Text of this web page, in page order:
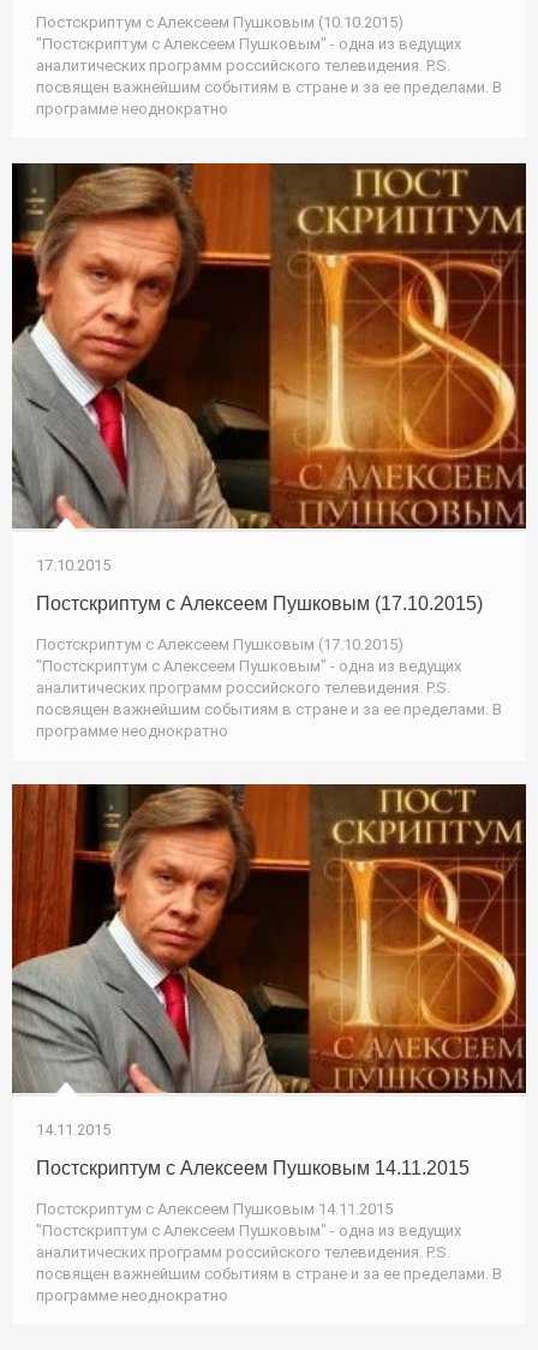
Постскриптум с Алексеем Пушковым (10.10.2015)
"Постскриптум с Алексеем Пушковым" - одна из ведущих
аналитических программ российского телевидения. P.S.
посвящен важнейшим событиям в стране и за ее пределами. В
программе неоднократно
17.10.2015
Постскриптум с Алексеем Пушковым (17.10.2015)
Постскриптум с Алексеем Пушковым (17.10.2015)
"Постскриптум с Алексеем Пушковым" - одна из ведущих
аналитических программ российского телевидения. P.S.
посвящен важнейшим событиям в стране и за ее пределами. В
программе неоднократно
14.11.2015
Постскриптум с Алексеем Пушковым 14.11.2015
Постскриптум с Алексеем Пушковым 14.11.2015
"Постскриптум с Алексеем Пушковым" - одна из ведущих
аналитических программ российского телевидения. P.S.
посвящен важнейшим событиям в стране и за ее пределами. В
программе неоднократно